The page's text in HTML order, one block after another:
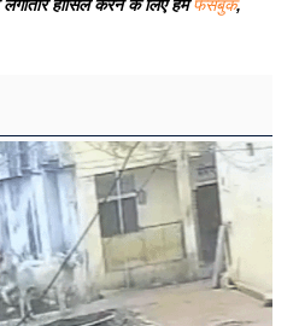
हासिल करने के लिए हमेंफेसबुक,